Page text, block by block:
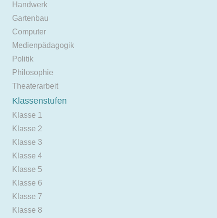
Handwerk
Gartenbau
Computer
Medienpädagogik
Politik
Philosophie
Theaterarbeit
Klassenstufen
Klasse 1
Klasse 2
Klasse 3
Klasse 4
Klasse 5
Klasse 6
Klasse 7
Klasse 8